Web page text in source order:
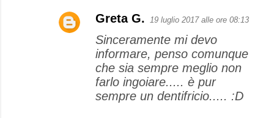
Greta G. 19 luglio 2017 alle ore 08:13
Sinceramente mi devo
informare, penso comunque
che sia sempre meglio non
farlo ingoiare..... è pur
sempre un dentifricio..... :D